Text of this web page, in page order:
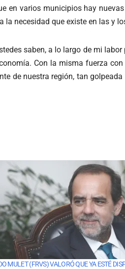
en varios municipios hay
necesidad que existe en las y
saben, a lo largo de mi
Con la misma fuerza
de nuestra región, tan
MULET (FRVS) VALORÓ QUE YA ESTÉ